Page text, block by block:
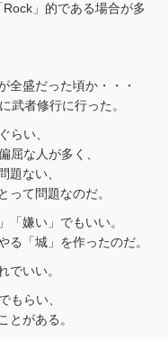
Rock」的である場合が多
全盛だった頃か・・・
武者修行に行った。
らい、
屈な人が多く、
題ない、
って問題なのだ。
「嫌い」でもいい。
る「城」を作ったのだ。
でいい。
もらい、
とがある。